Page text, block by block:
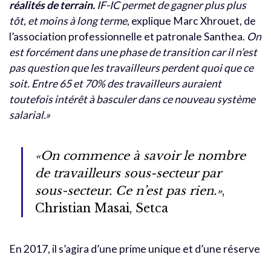
réalités de terrain. IF-IC permet de gagner plus plus
tôt, et moins à long terme, explique Marc Xhrouet, de
l’association professionnelle et patronale Santhea. On
est forcément dans une phase de transition car il n’est
pas question que les travailleurs perdent quoi que ce
soit. Entre 65 et 70% des travailleurs auraient
toutefois intérêt à basculer dans ce nouveau système
salarial.»
«On commence à savoir le nombre
de travailleurs sous-secteur par
sous-secteur. Ce n’est pas rien.»,
Christian Masai, Setca
En 2017, il s’agira d’une prime unique et d’une réserve